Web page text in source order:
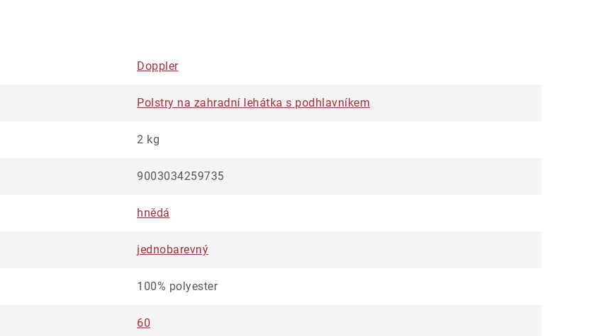
Doppler
Polstry na zahradní lehátka s podhlavníkem
2 kg
9003034259735
hnědá
jednobarevný
100% polyester
60